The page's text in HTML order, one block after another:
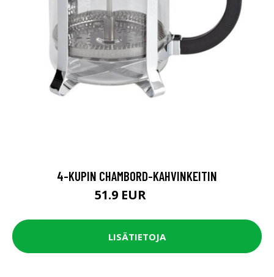
4-KUPIN CHAMBORD-KAHVINKEITIN
51.9 EUR
LISÄTIETOJA